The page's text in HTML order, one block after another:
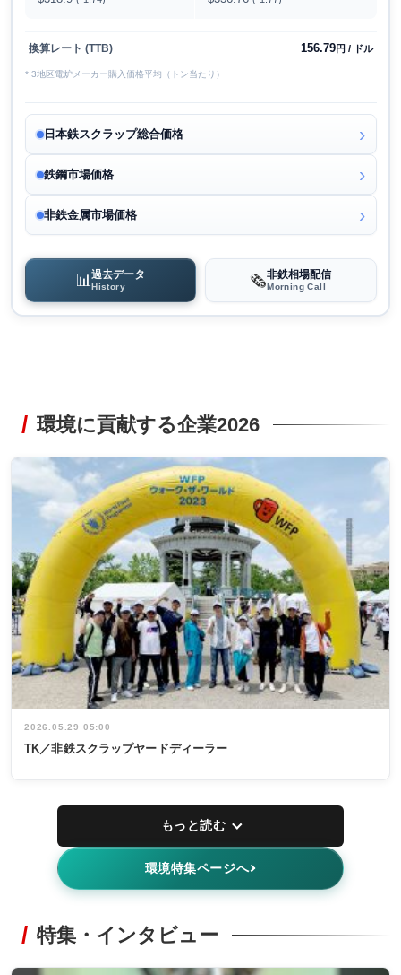
換算レート (TTB) 156.79円 / ドル
* 3地区電炉メーカー購入価格平均（トン当たり）
日本鉄スクラップ総合価格
鉄鋼市場価格
非鉄金属市場価格
📊過去データ
History 🗞️非鉄相場配信
Morning Call
環境に貢献する企業2026
2026.05.29 05:00
TK／非鉄スクラップヤードディーラー
もっと読む
環境特集ページへ
特集・インタビュー